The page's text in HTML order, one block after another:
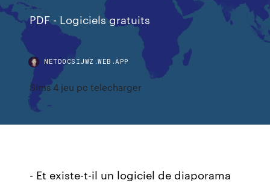
PDF - Logiciels gratuits
NETDOCSIJWZ.WEB.APP
Sims 4 jeu pc telecharger
- Et existe-t-il un logiciel de diaporama